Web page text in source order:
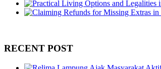
RECENT POST